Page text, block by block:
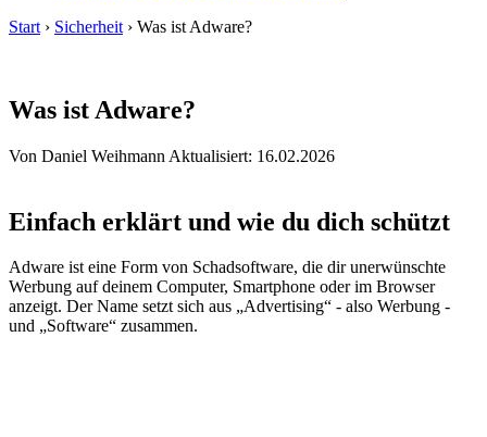
Start › Sicherheit › Was ist Adware?
Was ist Adware?
Von Daniel Weihmann Aktualisiert: 16.02.2026
Einfach erklärt und wie du dich schützt
Adware ist eine Form von Schadsoftware, die dir unerwünschte
Werbung auf deinem Computer, Smartphone oder im Browser
anzeigt. Der Name setzt sich aus „Advertising“ - also Werbung -
und „Software“ zusammen.